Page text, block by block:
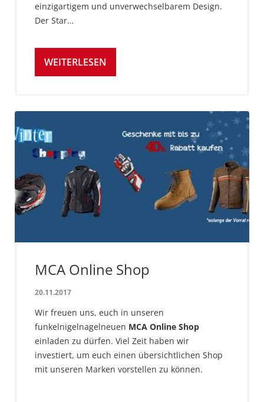
einzigartigem und unverwechselbarem Design.
Der Star…
WEITERLESEN
MCA Online Shop
20.11.2017
Wir freuen uns, euch in unseren
funkelnigelnagelneuen MCA Online Shop
einladen zu dürfen. Viel Zeit haben wir
investiert, um euch einen übersichtlichen Shop
mit unseren Marken vorstellen zu können.